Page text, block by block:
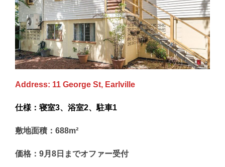
Address: 11 George St, Earlville
仕様：寝室3、浴室2、駐車1
敷地面積：688m²
価格：9月8日までオファー受付